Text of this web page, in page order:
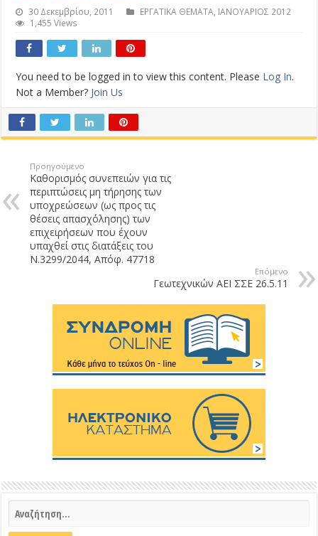
30 Δεκεμβρίου, 2011 ΕΡΓΑΤΙΚΑ ΘΕΜΑΤΑ, ΙΑΝΟΥΑΡΙΟΣ 2012
1,455 Views
You need to be logged in to view this content. Please Log In.
Not a Member? Join Us
Προηγούμενο
Καθορισμός συνεπειών για τις
περιπτώσεις μη τήρησης των
υποχρεώσεων (ως προς τις
θέσεις απασχόλησης) των
επιχειρήσεων που έχουν
υπαχθεί στις διατάξεις του
Ν.3299/2044, Απόφ. 47718
Επόμενο
Γεωτεχνικών ΑΕΙ ΣΣΕ 26.5.11